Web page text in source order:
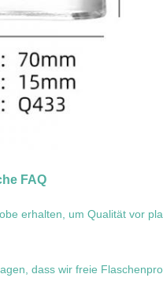
FAQ
erhalten, um Qualität vor
dass wir freie